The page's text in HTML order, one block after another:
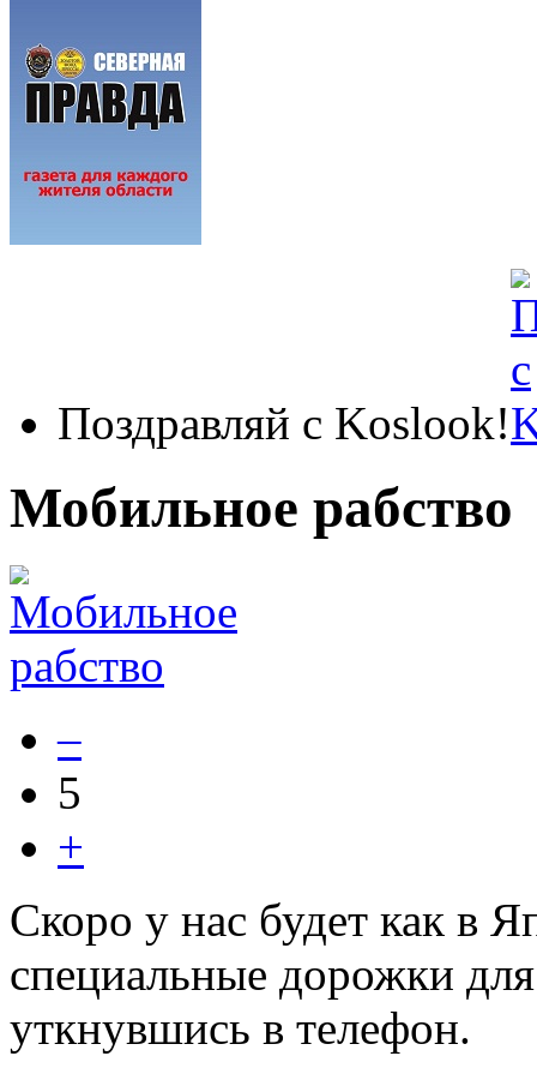
Поздравляй с Koslook!
Мобильное рабство
–
5
+
Скоро у нас будет как в
специальные дорожки
уткнувшись в телефон.